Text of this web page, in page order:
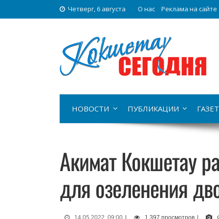
Четверг, 6 августа О нас Реклама на сайте
НОВОСТИ ПУБЛИКАЦИИ
Акимат Кокшетау
для озеленения
14.05.2022, 09:00 | 1 397 просмотров |